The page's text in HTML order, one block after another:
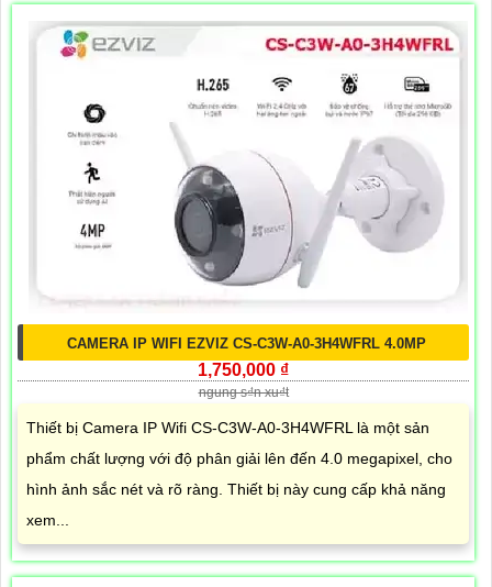
CAMERA IP WIFI EZVIZ CS-C3W-A0-3H4WFRL 4.0MP
1,750,000 ₫
ngung s₫n xu₫t
Thiết bị Camera IP Wifi CS-C3W-A0-3H4WFRL là một sản
phẩm chất lượng với độ phân giải lên đến 4.0 megapixel, cho
hình ảnh sắc nét và rõ ràng. Thiết bị này cung cấp khả năng
xem...